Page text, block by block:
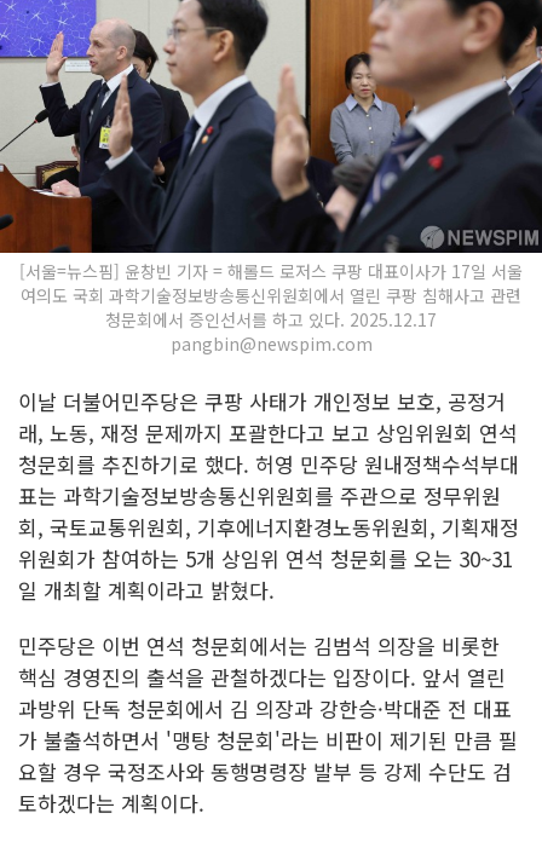
[서울=뉴스핌] 윤창빈 기자 = 해롤드 로저스 쿠팡 대표이사가 17일 서울
여의도 국회 과학기술정보방송통신위원회에서 열린 쿠팡 침해사고 관련
청문회에서 증인선서를 하고 있다. 2025.12.17
pangbin@newspim.com
이날 더불어민주당은 쿠팡 사태가 개인정보 보호, 공정거
래, 노동, 재정 문제까지 포괄한다고 보고 상임위원회 연석
청문회를 추진하기로 했다. 허영 민주당 원내정책수석부대
표는 과학기술정보방송통신위원회를 주관으로 정무위원
회, 국토교통위원회, 기후에너지환경노동위원회, 기획재정
위원회가 참여하는 5개 상임위 연석 청문회를 오는 30~31
일 개최할 계획이라고 밝혔다.
민주당은 이번 연석 청문회에서는 김범석 의장을 비롯한
핵심 경영진의 출석을 관철하겠다는 입장이다. 앞서 열린
과방위 단독 청문회에서 김 의장과 강한승·박대준 전 대표
가 불출석하면서 '맹탕 청문회'라는 비판이 제기된 만큼 필
요할 경우 국정조사와 동행명령장 발부 등 강제 수단도 검
토하겠다는 계획이다.